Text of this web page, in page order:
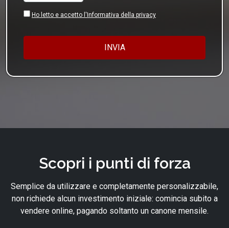
Ho letto e accetto l'Informativa della privacy
INVIA
Scopri i punti di forza
Semplice da utilizzare e completamente personalizzabile,
non richiede alcun investimento iniziale: comincia subito a
vendere online, pagando soltanto un canone mensile.